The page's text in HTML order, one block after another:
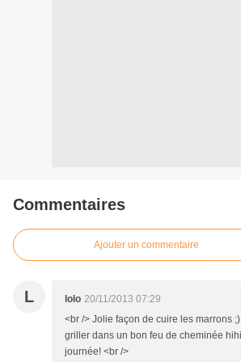
Commentaires
Ajouter un commentaire
L lolo 20/11/2013 07:29
<br /> Jolie façon de cuire les marrons
griller dans un bon feu de cheminée
journée! <br />